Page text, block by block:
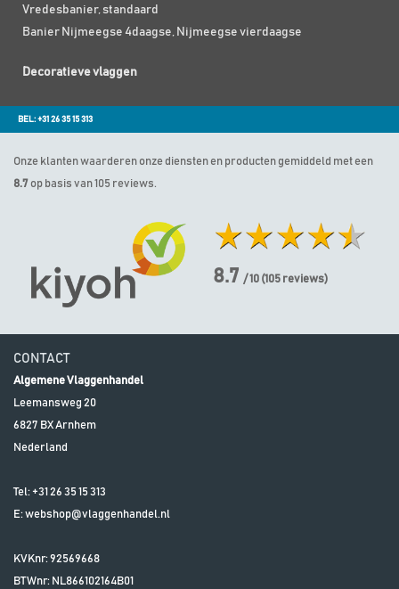
Vredesbanier, standaard
Banier Nijmeegse 4daagse, Nijmeegse vierdaagse
Decoratieve vlaggen
BEL: +31 26 35 15 313
Onze klanten waarderen onze diensten en producten gemiddeld met een
8.7 op basis van 105 reviews.
8.7 / 10 (105 reviews)
CONTACT
Algemene Vlaggenhandel
Leemansweg 20
6827 BXArnhem
Nederland
Tel: +31 26 35 15 313
E:webshop@vlaggenhandel.nl
KVKnr: 92569668
BTWnr: NL866102164B01